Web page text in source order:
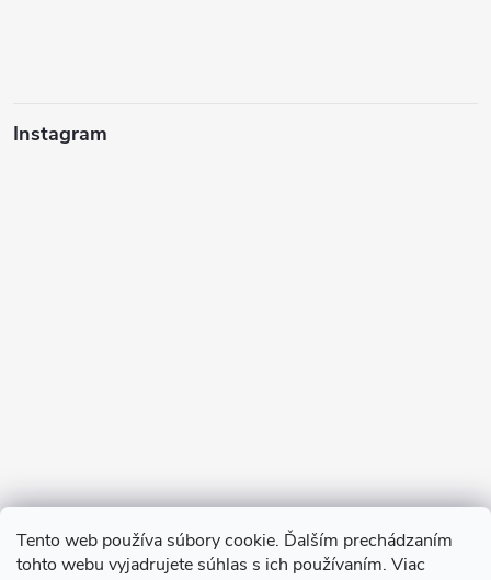
Tento web používa súbory cookie. Ďalším prechádzaním
tohto webu vyjadrujete súhlas s ich používaním. Viac
Instagram